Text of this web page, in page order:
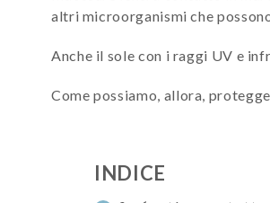
altri microorganismi che
Anche il sole con i raggi UV e
Come possiamo, allora,
INDICE